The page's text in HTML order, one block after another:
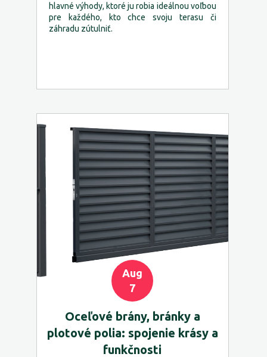
hlavné výhody, ktoré ju robia ideálnou voľbou
pre každého, kto chce svoju terasu či
záhradu zútulniť.
Oceľové brány, bránky a
plotové polia: spojenie krásy a
funkčnosti
Aug
7